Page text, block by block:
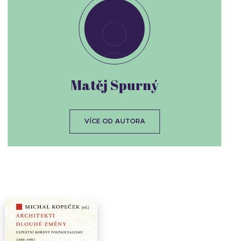
Matěj Spurný
VÍCE OD AUTORA